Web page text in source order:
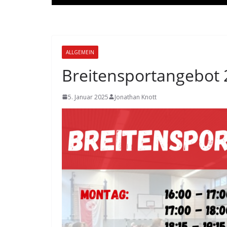
ALLGEMEIN
Breitensportangebot
5. Januar 2025 Jonathan Knott